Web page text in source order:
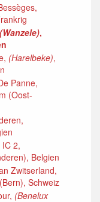
(Wanzele),
(Harelbeke),
Panne,
(Oost-
2,
Belgien
Zwitserland,
Schweiz
(Benelux